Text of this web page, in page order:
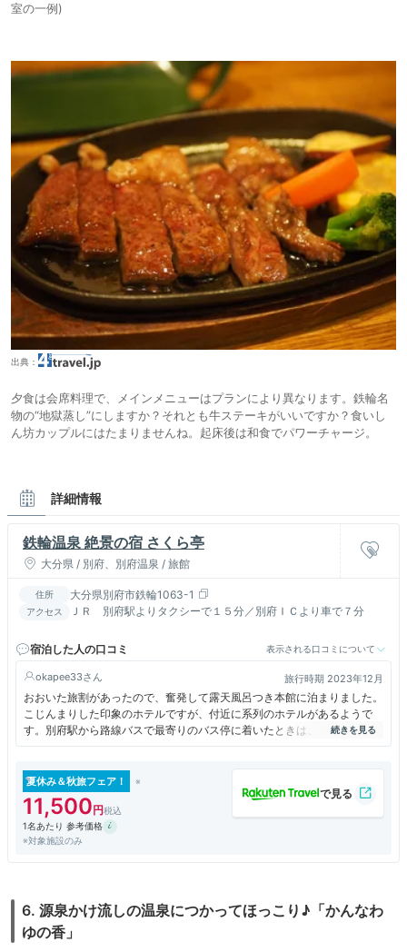
室の一例)
出典：
夕食は会席料理で、メインメニューはプランにより異なります。鉄輪名
物の“地獄蒸し”にしますか？それとも牛ステーキがいいですか？食いし
ん坊カップルにはたまりませんね。起床後は和食でパワーチャージ。
詳細情報
鉄輪温泉 絶景の宿 さくら亭
大分県 / 別府、別府温泉 / 旅館
住所 大分県別府市鉄輪1063-1
アクセス ＪＲ 別府駅よりタクシーで１５分／別府ＩＣより車で７分
宿泊した人の口コミ 表示される口コミについて
okapee33 旅行時期 2023年12月
おおいた旅割があったので、奮発して露天風呂つき本館に泊まりました。
こじんまりした印象のホテルですが、付近に系列のホテルがあるようで
す。別府駅から路線バスで最寄りのバス停に着いたときは、かなりの雨。
宿への道は途中までは交通量が多く、しぶきを浴びないかと冷や冷やしな
対応。シングル利用でかなりの額なのに、、と憤りを感じました。雨のた
め絶景は微妙でしたが、鉄輪の湯煙はしっかり眺められ、地獄蒸しも堪能
できました。バス停からの送迎がないと正直再訪は無理と感じました。
夏休み＆秋旅フェア！
11,500
1名あたり 参考価格
※対象施設のみ
6. 源泉かけ流しの温泉につかってほっこり♪「かんなわ
ゆの香」